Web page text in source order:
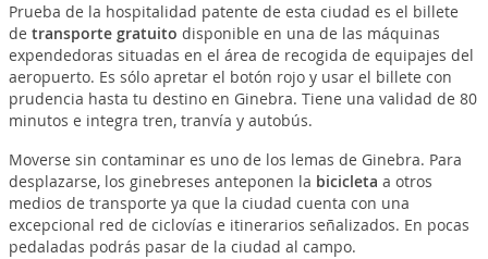
Prueba de la hospitalidad patente de esta ciudad es el billete
de transporte gratuito disponible en una de las máquinas
expendedoras situadas en el área de recogida de equipajes del
aeropuerto. Es sólo apretar el botón rojo y usar el billete con
prudencia hasta tu destino en Ginebra. Tiene una validad de 80
minutos e integra tren, tranvía y autobús.
Moverse sin contaminar es uno de los lemas de Ginebra. Para
desplazarse, los ginebreses anteponen la bicicleta a otros
medios de transporte ya que la ciudad cuenta con una
excepcional red de ciclovías e itinerarios señalizados. En pocas
pedaladas podrás pasar de la ciudad al campo.